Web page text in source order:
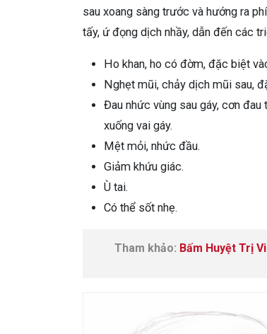
sau xoang sàng trước và hướng ra
tấy, ứ đọng dịch nhầy, dẫn đến các
Ho khan, ho có đờm, đặc biệt
Nghẹt mũi, chảy dịch mũi sau,
Đau nhức vùng sau gáy, cơn
xuống vai gáy.
Mệt mỏi, nhức đầu.
Giảm khứu giác.
Ù tai.
Có thể sốt nhẹ.
Tham khảo: Bấm Huyệt Trị